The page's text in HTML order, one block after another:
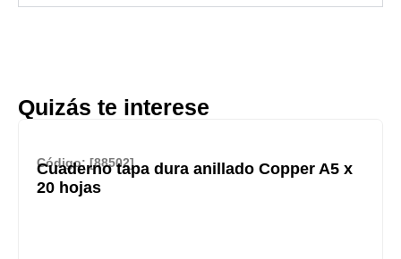
Quizás te interese
Código: [88502]
Cuaderno tapa dura anillado Copper A5 x
20 hojas